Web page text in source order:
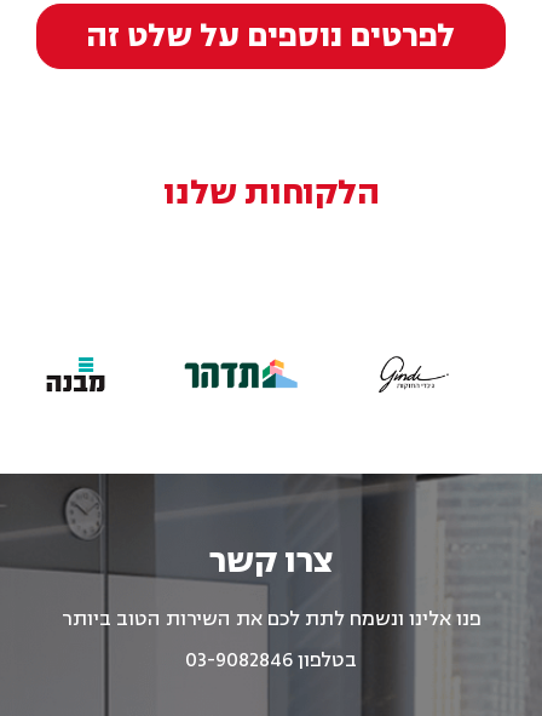
לפרטים נוספים על שלט זה
הלקוחות שלנו
צרו קשר
פנו אלינו ונשמח לתת לכם את השירות הטוב ביותר
בטלפון 03-9082846